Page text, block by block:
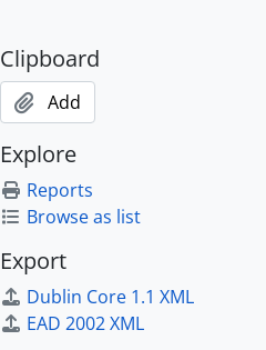
Clipboard
Add
Explore
Reports
Browse as list
Export
Dublin Core 1.1 XML
EAD 2002 XML